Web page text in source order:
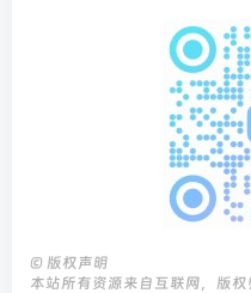
© 版权声明
本站所有资源来自互联网，版